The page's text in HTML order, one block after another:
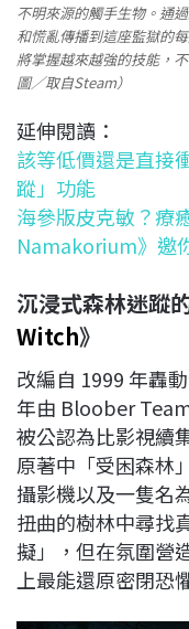
不明來源的觸手生物。通
和慌亂傳播到這座監獄的
將掌握越來越強的技能，
圖／取自Steam）
延伸閱讀：
該等低價還是直接
蹤」功能
海參版皮克敏？療
Namakorium》邀
沉浸式森林迷蹤
Witch》
改編自 1999 年轟
年由 Bloober
被公認為比影視續
原著中「受困森林
攝影機以及一隻名
扭曲的樹林中尋找
擬」，但在氛圍營
上最能還原密閉恐